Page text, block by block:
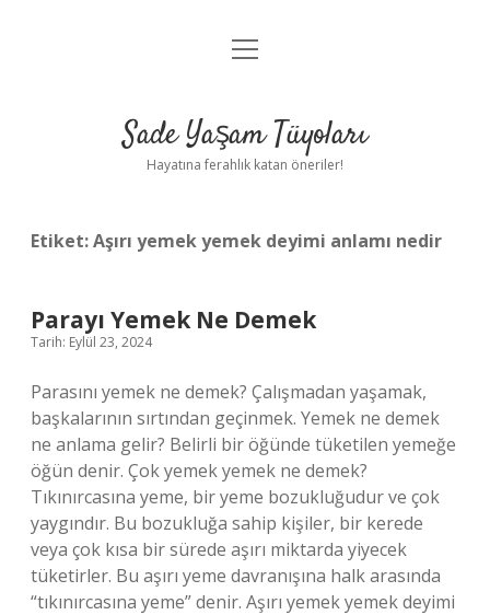
Anasayfa
Yasal Uyarı
menüyü
Sade Yaşam Tüyoları
Hayatına ferahlık katan öneriler!
Etiket:Aşırı yemek yemek deyimi anlamı nedir
Parayı Yemek Ne Demek
Tarih: Eylül 23, 2024
Parasını yemek ne demek? Çalışmadan yaşamak,
başkalarının sırtından geçinmek. Yemek ne demek
ne anlama gelir? Belirli bir öğünde tüketilen yemeğe
öğün denir. Çok yemek yemek ne demek?
Tıkınırcasına yeme, bir yeme bozukluğudur ve çok
yaygındır. Bu bozukluğa sahip kişiler, bir kerede
veya çok kısa bir sürede aşırı miktarda yiyecek
tüketirler. Bu aşırı yeme davranışına halk arasında
“tıkınırcasına yeme” denir. Aşırı yemek yemek deyimi